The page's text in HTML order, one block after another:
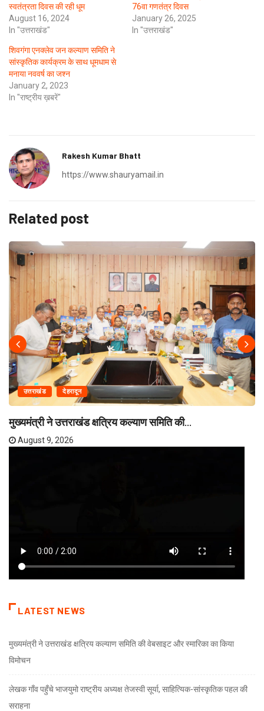
स्वतंत्रता दिवस की रही धूम
August 16, 2024
In "उत्तराखंड"
76वा गणतंत्र दिवस
January 26, 2025
In "उत्तराखंड"
शिवगंगा एनक्लेव जन कल्याण समिति ने
सांस्कृतिक कार्यक्रम के साथ धूमधाम से
मनाया नववर्ष का जश्न
January 2, 2023
In "राष्ट्रीय ख़बरें"
Rakesh Kumar Bhatt
https://www.shauryamail.in
Related post
उत्तराखंड देहरादून
मुख्यमंत्री ने उत्तराखंड क्षत्रिय कल्याण समिति की...
August 9, 2026
LATEST NEWS
मुख्यमंत्री ने उत्तराखंड क्षत्रिय कल्याण समिति की वेबसाइट और स्मारिका का किया
विमोचन
लेखक गाँव पहुँचे भाजयुमो राष्ट्रीय अध्यक्ष तेजस्वी सूर्या, साहित्यिक-सांस्कृतिक पहल की
सराहना